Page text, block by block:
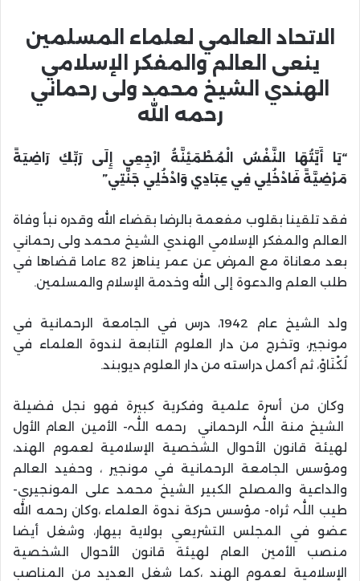
الاتحاد العالمي لعلماء المسلمين
ينعى العالم والمفكر الإسلامي
الهندي الشيخ محمد ولى رحماني
رحمه الله
“يَا أَيَّتُهَا النَّفْسُ الْمُطْمَئِنَّةُ ارْجِعِي إِلَى رَبِّكِ رَاضِيَةً
مَرْضِيَّةً فَادْخُلِي فِي عِبَادِي وَادْخُلِي جَنَّتِي”
فقد تلقينا بقلوب مفعمة بالرضا بقضاء الله وقدره نبأ وفاة
العالم والمفكر الإسلامي الهندي الشيخ محمد ولى رحماني
بعد معاناة مع المرض عن عمر يناهز 82 عاما قضاها في
طلب العلم والدعوة إلى الله وخدمة الإسلام والمسلمين.
ولد الشيخ عام 1942، درس في الجامعة الرحمانية في
مونجير، وتخرج من دار العلوم التابعة لندوة العلماء في
لُكْنَاوْ، ثم أكمل دراسته من دار العلوم ديوبند.
وكان من أسرة علمية وفكرية كبيرة فهو نجل فضيلة
الشیخ منة اللّٰہ الرحماني رحمه اللّٰہ- الأمین العام الأول
لهيئة قانون الأحوال الشخصية الإسلامية لعموم الهند،
ومؤسس الجامعة الرحمانية في مونجير ، وحفيد العالم
والداعية والمصلح الکبیر الشيخ محمد علی المونجیري-
طیب اللّٰہ ثراہ- مؤسس حرکة ندوة العلماء ،وكان رحمه الله
عضو في المجلس التشريعي بولاية بيهار، وشغل أيضا
منصب الأمين العام لهيئة قانون الأحوال الشخصية
الإسلامية لعموم الهند ،كما شغل العديد من المناصب